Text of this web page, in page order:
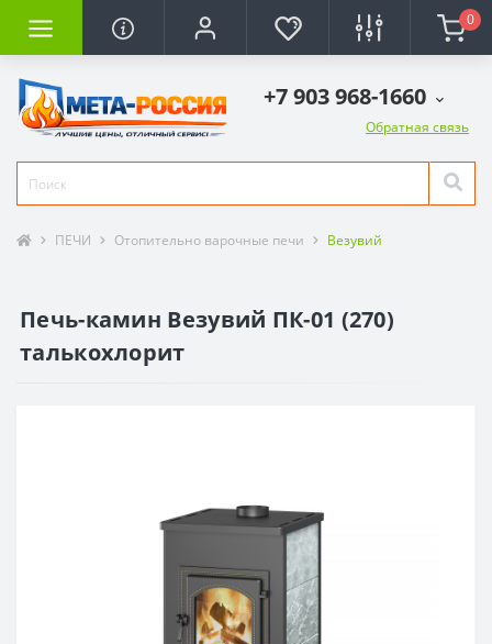
0
+7 903 968-1660
Обратная связь
ПЕЧИ Отопительно варочные печи Везувий
Печь-камин Везувий ПК-01 (270)
талькохлорит